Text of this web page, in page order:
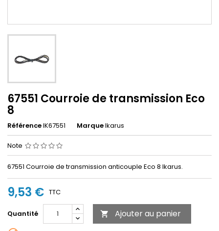
67551 Courroie de transmission Eco
8
RéférenceIK67551 MarqueIkarus
Note
67551 Courroie de transmission anticouple Eco 8 Ikarus.
9,53 € TTC
Quantité  Ajouter au panier